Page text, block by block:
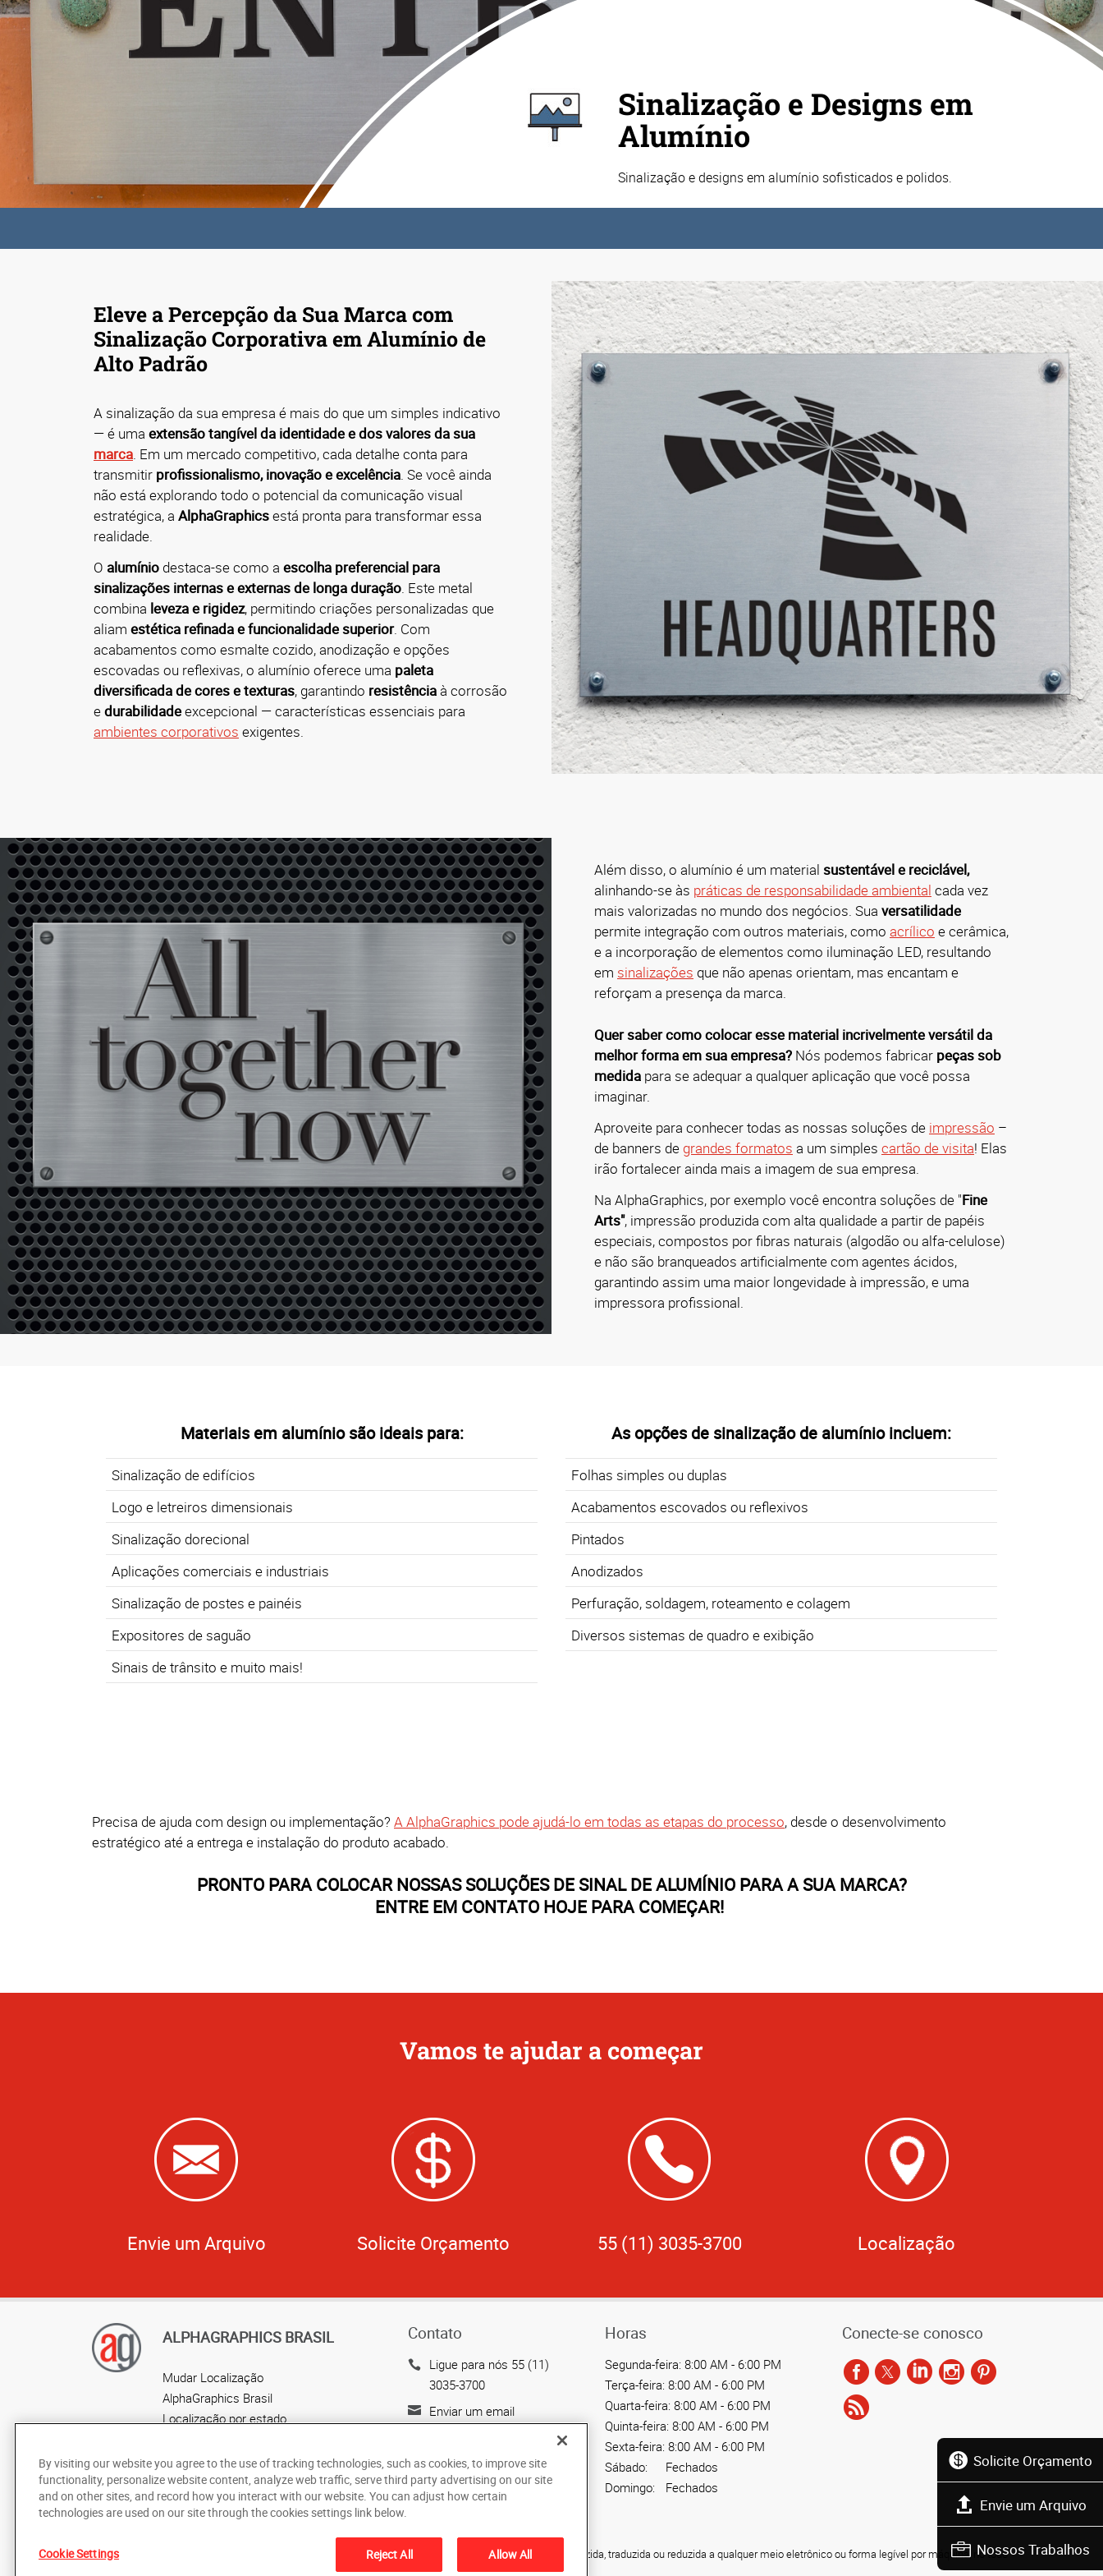
Solicite Orçamento
Envie um Arquivo
Nossos Trabalhos
Sinalização e Designs em
Alumínio
Sinalização e designs em alumínio sofisticados e polidos.
Eleve a Percepção da Sua Marca com
Sinalização Corporativa em Alumínio de
Alto Padrão
A sinalização da sua empresa é mais do que um simples indicativo
— é uma extensão tangível da identidade e dos valores da sua
marca. Em um mercado competitivo, cada detalhe conta para
transmitir profissionalismo, inovação e excelência. Se você ainda
não está explorando todo o potencial da comunicação visual
estratégica, a AlphaGraphicsestá pronta para transformar essa
realidade.
O alumínio destaca-se como a escolha preferencial para
sinalizações internas e externas de longa duração. Este metal
combina leveza e rigidez, permitindo criações personalizadas que
aliam estética refinada e funcionalidade superior. Com
acabamentos como esmalte cozido, anodização e opções
escovadas ou reflexivas, o alumínio oferece uma paleta
diversificada de cores e texturas, garantindo resistênciaà corrosão
edurabilidadeexcepcional — características essenciais para
ambientes corporativos exigentes.
Além disso, o alumínio é um material sustentável e reciclável,
alinhando-se às práticas de responsabilidade ambiental cada vez
mais valorizadas no mundo dos negócios. Sua versatilidade
permite integração com outros materiais, como acrílico e cerâmica,
e a incorporação de elementos como iluminação LED, resultando
em sinalizações que não apenas orientam, mas encantam e
reforçam a presença da marca.
Quer saber como colocar esse material incrivelmente versátil da
melhor forma em sua empresa? Nós podemos fabricar peças sob
medida para se adequar a qualquer aplicação que você possa
imaginar.
Aproveite para conhecer todas as nossas soluções de impressão –
de banners de grandes formatos a um simples cartão de visita! Elas
irão fortalecer ainda mais a imagem de sua empresa.
Na AlphaGraphics, por exemplo você encontra soluções de "Fine
Arts", impressão produzida com alta qualidade a partir de papéis
especiais, compostos por fibras naturais (algodão ou alfa-celulose)
e não são branqueados artificialmente com agentes ácidos,
garantindo assim uma maior longevidade à impressão, e uma
impressora profissional.
Materiais em alumínio são ideais para:
Sinalização de edifícios
Logo e letreiros dimensionais
Sinalização dorecional
Aplicações comerciais e industriais
Sinalização de postes e painéis
Expositores de saguão
Sinais de trânsito e muito mais!
As opções de sinalização de alumínio incluem:
Folhas simples ou duplas
Acabamentos escovados ou reflexivos
Pintados
Anodizados
Perfuração, soldagem, roteamento e colagem
Diversos sistemas de quadro e exibição
Precisa de ajuda com design ou implementação? A AlphaGraphics pode ajudá-lo em todas as etapas do processo, desde o desenvolvimento
estratégico até a entrega e instalação do produto acabado.
PRONTO PARA COLOCAR NOSSAS SOLUÇÕES DE SINAL DE ALUMÍNIO PARA A SUA MARCA?
ENTRE EM CONTATO HOJE PARA COMEÇAR!
Vamos te ajudar a começar
Envie um Arquivo Solicite Orçamento 55 (11) 3035-3700 Localização
ALPHAGRAPHICS BRASIL
Mudar Localização
AlphaGraphics Brasil
Localização por estado
Contato
Ligue para nós 55 (11)
3035-3700
Enviar um email
475 - Vila Sônia
Sao Paulo, SP 05538-010
BR
Horas
Segunda-feira: 8:00 AM - 6:00 PM
Terça-feira: 8:00 AM - 6:00 PM
Quarta-feira: 8:00 AM - 6:00 PM
Quinta-feira: 8:00 AM - 6:00 PM
Sexta-feira: 8:00 AM - 6:00 PM
Sábado:
Fechados
Domingo:
Fechados
Conecte-se conosco
De acordo com as leis de direitos autorais, esta documentação não pode ser copiada, fotocopiada, reproduzida, traduzida ou reduzida a qualquer meio eletrônico ou forma legível por máquina, no todo
ou em parte, sem o consentimento prévio por escrito da AlphaGraphics Brasil.
By visiting our website you agree to the use of tracking technologies, such as cookies, to improve site
functionality, personalize website content, analyze web traffic, serve third party advertising on our site
and on other sites, and record how you interact with our website. You can adjust how certain
technologies are used on our site through the cookies settings link below.
Cookie Settings Reject All Allow All